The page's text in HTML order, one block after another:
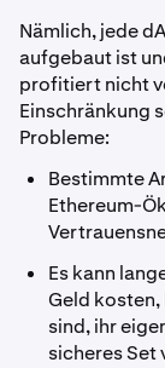
Nämlich, jede
aufgebaut ist
profitiert nicht
Einschränkung
Probleme:
Bestimmte
Ethereum-
Es kann
Geld
sind, ihr
sicheres Set